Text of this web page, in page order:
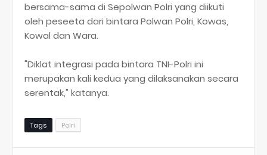
bersama-sama di Sepolwan Polri yang diikuti
oleh peseeta dari bintara Polwan Polri, Kowas,
Kowal dan Wara.
"Diklat integrasi pada bintara TNI-Polri ini
merupakan kali kedua yang dilaksanakan secara
serentak," katanya.
Tags Polri